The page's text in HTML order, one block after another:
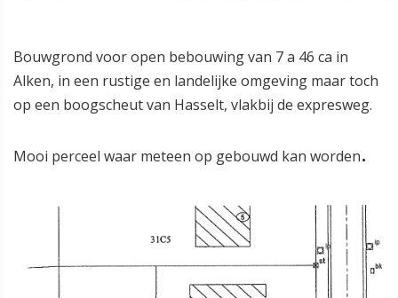
Bouwgrond voor open bebouwing van 7 a 46 ca in
Alken, in een rustige en landelijke omgeving maar toch
op een boogscheut van Hasselt, vlakbij de expresweg.
Mooi perceel waar meteen op gebouwd kan worden.